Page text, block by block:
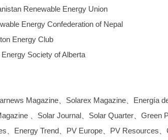
Energy Union
Confederation of Nepal
Club
Society of Alberta
Magazine、Solarex Magazine、Energía
、Solar Journal、Solar Quarter、
、Energy Trend、PV Europe、PV Resources